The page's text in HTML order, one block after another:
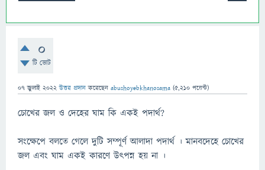
0
টি ভোট
07 জুলাই 2022 উত্তর প্রদান করেছেন abushoyebkhanosama (5,210 পয়েন্ট)
চোখের জল ও দেহের ঘাম কি একই পদার্থ?
সংক্ষেপে বলতে গেলে দুটি সম্পূর্ণ আলাদা পদার্থ । মানবদেহে চোখের
জল এবং ঘাম একই কারণে উৎপন্ন হয় না ।